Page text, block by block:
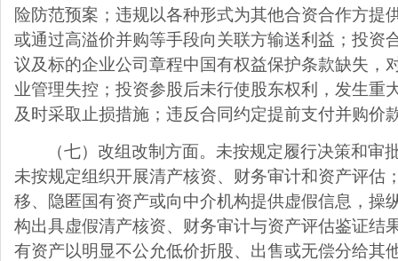
险防范预案；违规以各种形式为其他合资合作方提
或通过高溢价并购等手段向关联方输送利益；投资
议及标的企业公司章程中国有权益保护条款缺失，
业管理失控；投资参股后未行使股东权利，发生重
及时采取止损措施；违反合同约定提前支付并购价
（七）改组改制方面。未按规定履行决策和审
未按规定组织开展清产核资、财务审计和资产评估
移、隐匿国有资产或向中介机构提供虚假信息，操
构出具虚假清产核资、财务审计与资产评估鉴证结
有资产以明显不公允低价折股、出售或无偿分给其